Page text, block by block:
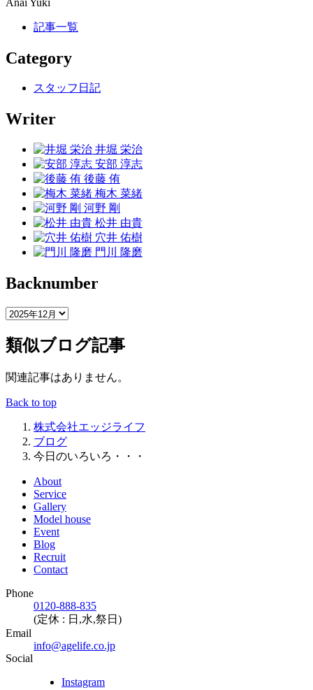
記事一覧
Category
スタッフ日記
Writer
井堀 栄治
安部 淳志
後藤 侑
梅木 菜緒
河野 剛
松井 由貴
穴井 佑樹
門川 隆磨
Backnumber
類似ブログ記事
関連記事はありません。
Back to top
株式会社エッジライフ
ブログ
今日のいろいろ・・・
About
Service
Gallery
Model house
Event
Blog
Recruit
Contact
Phone
0120-888-835
(定休 : 日,水,祭日)
Email
info@agelife.co.jp
Social
Instagram